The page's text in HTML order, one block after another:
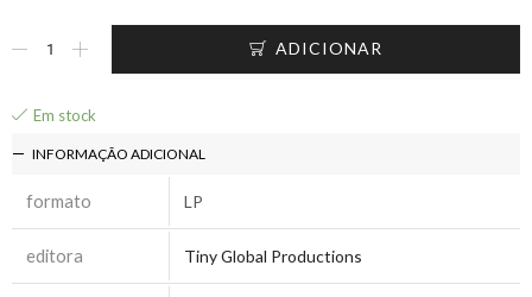
ADICIONAR
Em stock
INFORMAÇÃO ADICIONAL
formato LP
editora Tiny Global Productions